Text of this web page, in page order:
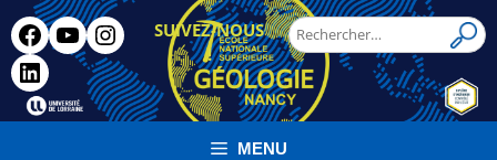
SUIVEZ-NOUS
!
MENU